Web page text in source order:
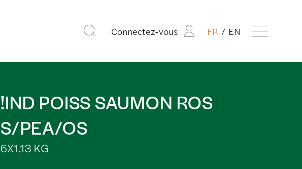
Connectez-vous FR EN
!IND POISS SAUMON ROS
S/PEA/OS
6X1.13 KG